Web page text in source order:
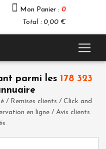
Mon Panier : 0
Total : 0,00 €
parmi les 178 323
/ Remises clients / Click and
en ligne / Avis clients